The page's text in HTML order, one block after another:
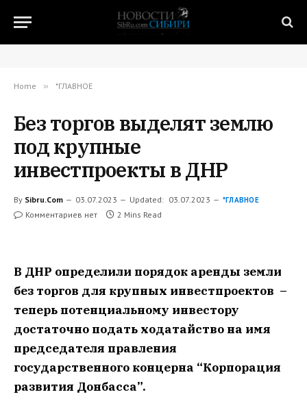
Home » *ГЛАВНОЕ
Без торгов выделят землю
под крупные
инвестпроекты в ДНР
By Sibru.Com 03.07.2023 Updated: 03.07.2023 *ГЛАВНОЕ
Комментариев нет 2 Mins Read
В ДНР определили порядок аренды земли
без торгов для крупных инвестпроектов –
теперь потенциальному инвестору
достаточно подать ходатайство на имя
председателя правления
государственного концерна “Корпорация
развития Донбасса”.